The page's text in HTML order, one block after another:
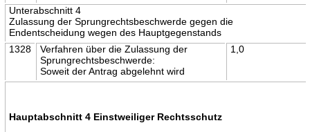
Unterabschnitt 4
Zulassung der Sprungrechtsbeschwerde gegen die
Endentscheidung wegen des Hauptgegenstands
1328
Verfahren über die Zulassung der
Sprungrechtsbeschwerde:
Soweit der Antrag abgelehnt wird
1,0
Hauptabschnitt 4 Einstweiliger Rechtsschutz